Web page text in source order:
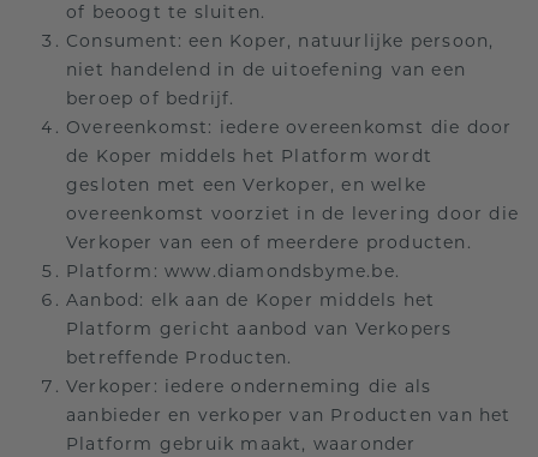
of beoogt te sluiten.
Consument: een Koper, natuurlijke persoon,
niet handelend in de uitoefening van een
beroep of bedrijf.
Overeenkomst: iedere overeenkomst die door
de Koper middels het Platform wordt
gesloten met een Verkoper, en welke
overeenkomst voorziet in de levering door die
Verkoper van een of meerdere producten.
Platform: www.diamondsbyme.be.
Aanbod: elk aan de Koper middels het
Platform gericht aanbod van Verkopers
betreffende Producten.
Verkoper: iedere onderneming die als
aanbieder en verkoper van Producten van het
Platform gebruik maakt, waaronder